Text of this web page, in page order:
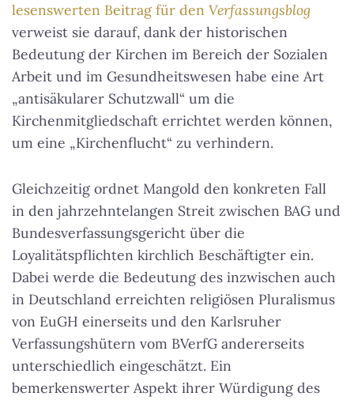
lesenswerten Beitrag für den Verfassungsblog
verweist sie darauf, dank der historischen
Bedeutung der Kirchen im Bereich der Sozialen
Arbeit und im Gesundheitswesen habe eine Art
„antisäkularer Schutzwall“ um die
Kirchenmitgliedschaft errichtet werden können,
um eine „Kirchenflucht“ zu verhindern.
Gleichzeitig ordnet Mangold den konkreten Fall
in den jahrzehntelangen Streit zwischen BAG und
Bundesverfassungsgericht über die
Loyalitätspflichten kirchlich Beschäftigter ein.
Dabei werde die Bedeutung des inzwischen auch
in Deutschland erreichten religiösen Pluralismus
von EuGH einerseits und den Karlsruher
Verfassungshütern vom BVerfG andererseits
unterschiedlich eingeschätzt. Ein
bemerkenswerter Aspekt ihrer Würdigung des